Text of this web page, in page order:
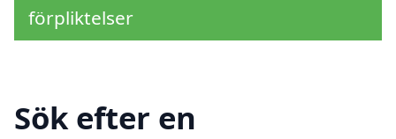
förpliktelser
Sök efter en